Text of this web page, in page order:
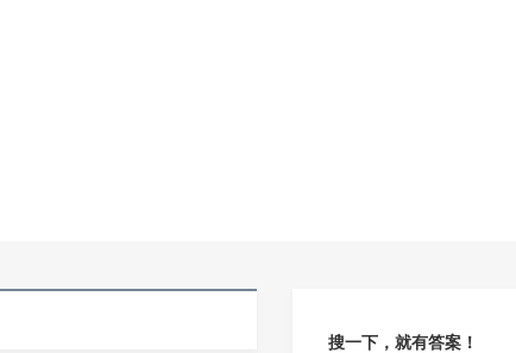
搜一下，就有答案！